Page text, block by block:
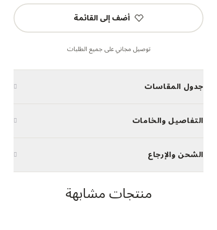
أضف إلى القائمة
توصيل مجاني على جميع الطلبات
جدول المقاسات
التفاصيل والخامات
الشحن والإرجاع
منتجات مشابهة